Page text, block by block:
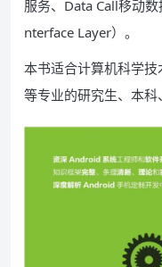
服务、Data Call移动
nterface Layer）。
本书适合计算机科学
等专业的研究生、本科